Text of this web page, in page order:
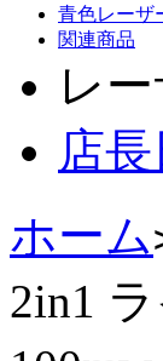
青色レーザ
関連商品
レ
店
ホーム
2in1